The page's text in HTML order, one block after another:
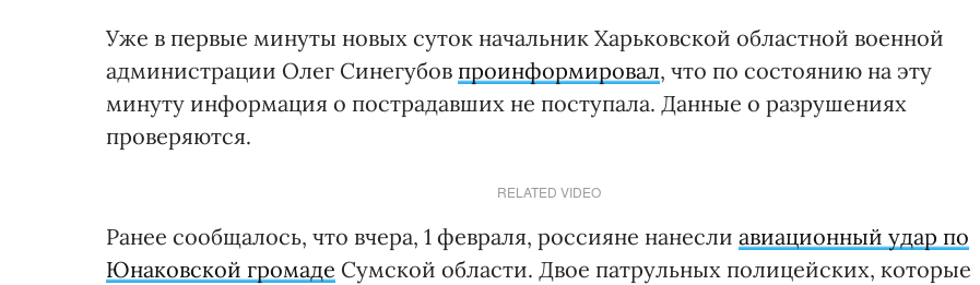
Уже в первые минуты новых суток начальник Харьковской областной военной
администрации Олег Синегубов проинформировал, что по состоянию на эту
минуту информация о пострадавших не поступала. Данные о разрушениях
проверяются.
RELATED VIDEO
Ранее сообщалось, что вчера, 1 февраля, россияне нанесли авиационный удар по
Юнаковской громаде Сумской области. Двое патрульных полицейских, которые